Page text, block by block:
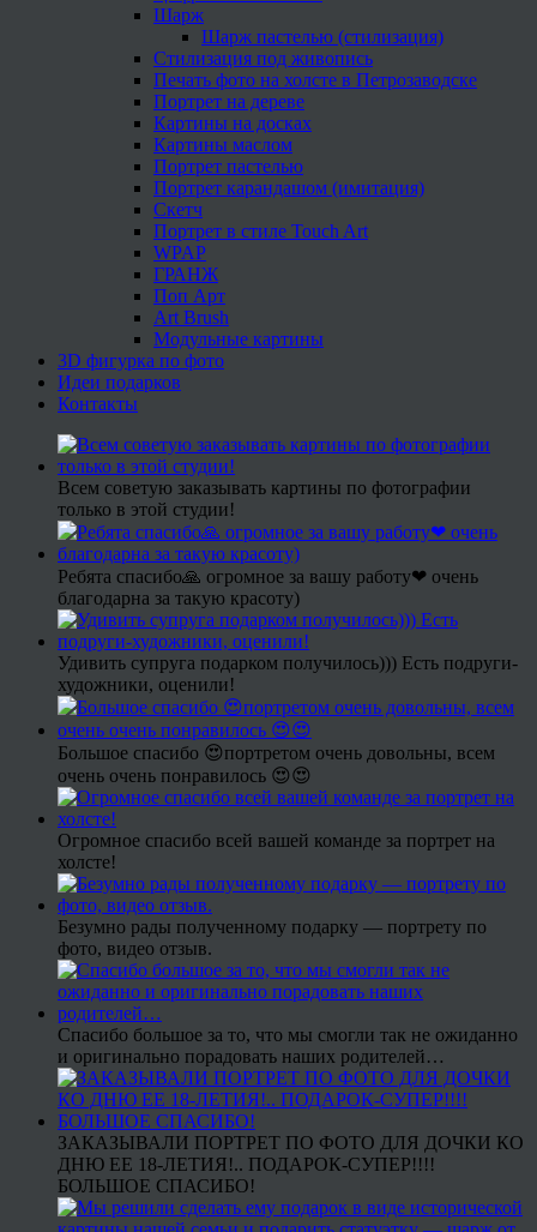
Шарж
Шарж пастелью (стилизация)
Стилизация под живопись
Печать фото на холсте в Петрозаводске
Портрет на дереве
Картины на досках
Картины маслом
Портрет пастелью
Портрет карандашом (имитация)
Скетч
Портрет в стиле Touch Art
WPAP
ГРАНЖ
Поп Арт
Art Brush
Модульные картины
3D фигурка по фото
Идеи подарков
Контакты
Всем советую заказывать картины по фотографии
только в этой студии!
Ребята спасибо🙏 огромное за вашу работу❤ очень
благодарна за такую красоту)
Удивить супруга подарком получилось))) Есть подруги-
художники, оценили!
Большое спасибо 😍портретом очень довольны, всем
очень очень понравилось 😍😍
Огромное спасибо всей вашей команде за портрет на
холсте!
Безумно рады полученному подарку — портрету по
фото, видео отзыв.
Спасибо большое за то, что мы смогли так не ожиданно
и оригинально порадовать наших родителей…
ЗАКАЗЫВАЛИ ПОРТРЕТ ПО ФОТО ДЛЯ ДОЧКИ КО
ДНЮ ЕЕ 18-ЛЕТИЯ!.. ПОДАРОК-СУПЕР!!!!
БОЛЬШОЕ СПАСИБО!